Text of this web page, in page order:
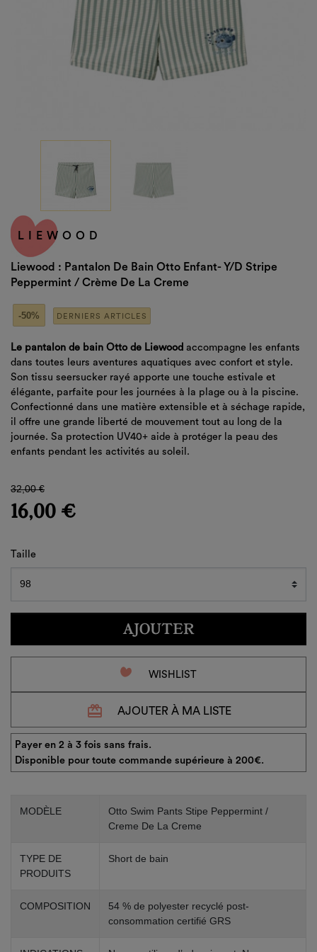
LIEWOOD
Liewood : Pantalon De Bain Otto Enfant- Y/D Stripe
Peppermint / Crème De La Creme
-50% DERNIERS ARTICLES
Le pantalon de bain Otto de Liewood accompagne les enfants
dans toutes leurs aventures aquatiques avec confort et style.
Son tissu seersucker rayé apporte une touche estivale et
élégante, parfaite pour les journées à la plage ou à la piscine.
Confectionné dans une matière extensible et à séchage rapide,
il offre une grande liberté de mouvement tout au long de la
journée. Sa protection UV40+ aide à protéger la peau des
enfants pendant les activités au soleil.
32,00 €
16,00 €
Taille
AJOUTER
favorite_border WISHLIST
redeem AJOUTER À MA LISTE
Payer en 2 à 3 fois sans frais.
Disponible pour toute commande supérieure à 200€.
MODÈLE
Otto Swim Pants Stipe Peppermint /
Creme De La Creme
TYPE DE
PRODUITS
Short de bain
COMPOSITION
54 % de polyester recyclé post-
consommation certifié GRS